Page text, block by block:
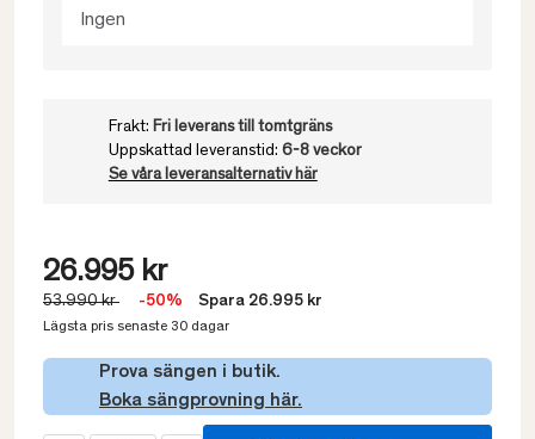
Ingen
Frakt: Fri leverans till tomtgräns
Uppskattad leveranstid: 6-8 veckor
Se våra leveransalternativ här
26.995 kr
53.990 kr -50% Spara 26.995 kr
Lägsta pris senaste 30 dagar
Prova sängen i butik.
Boka sängprovning här.